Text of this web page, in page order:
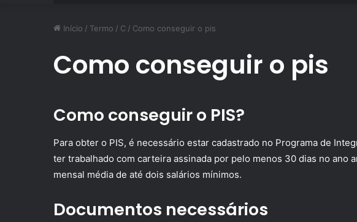
Início / Termo / C / Como conseguir o pis
Como conseguir o pis
Como conseguir o PIS?
Para obter o PIS, é necessário estar cadastrado no Programa de
ter trabalhado com carteira assinada por pelo menos 30 dias no ano
mensal média de até dois salários mínimos.
Documentos necessários